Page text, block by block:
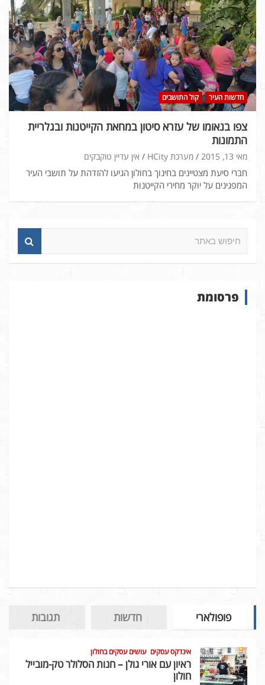
חדשות העיר קול התושבים
צפו בנאומו של עזרא סיטון במחאת הקייטנות ובגלריית
התמונות
מאי 13, 2015 מערכת HCity אין עדיין טוקבקים
חברי סיעת מצטיינים בחינוך בחולון הגיעו להזדהת על תושבי העיר
המפגינים על יוקר מחירי הקייטנות
א
פרסומת
פופולארי חדשות תגובות
אינדקס עסקים עושים עסקים בחולון
ראיון עם אורי גולן – חנות הסלולר טק-מובייל
חולון